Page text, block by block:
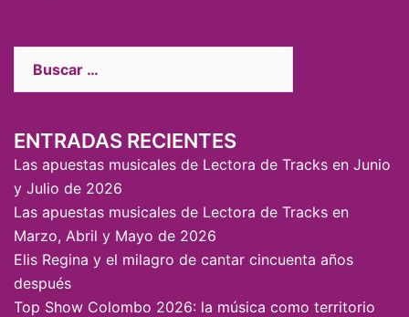
ENTRADAS RECIENTES
Las apuestas musicales de Lectora de Tracks en Junio
y Julio de 2026
Las apuestas musicales de Lectora de Tracks en
Marzo, Abril y Mayo de 2026
Elis Regina y el milagro de cantar cincuenta años
después
Top Show Colombo 2026: la música como territorio